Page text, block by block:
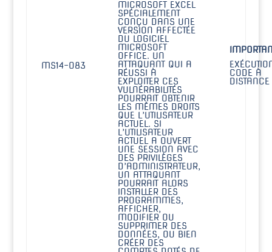
MS14-083
MICROSOFT EXCEL
SPÉCIALEMENT
CONÇU DANS UNE
VERSION AFFECTÉE
DU LOGICIEL
MICROSOFT
OFFICE. UN
ATTAQUANT QUI A
RÉUSSI À
EXPLOITER CES
VULNÉRABILITÉS
POURRAIT OBTENIR
LES MÊMES DROITS
QUE L’UTILISATEUR
ACTUEL. SI
L’UTILISATEUR
ACTUEL A OUVERT
UNE SESSION AVEC
DES PRIVILÈGES
D’ADMINISTRATEUR,
UN ATTAQUANT
POURRAIT ALORS
INSTALLER DES
PROGRAMMES,
AFFICHER,
MODIFIER OU
SUPPRIMER DES
DONNÉES, OU BIEN
CRÉER DES
CODE À
DISTANCE